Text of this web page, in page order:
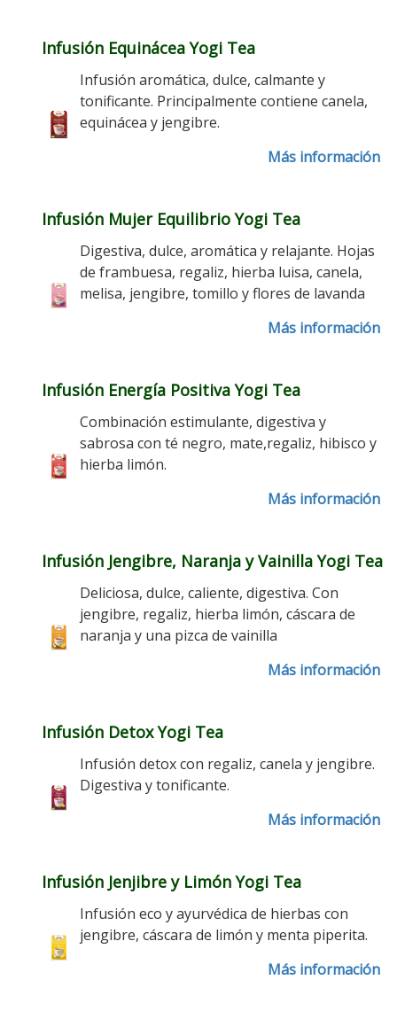
Infusión Equinácea Yogi Tea
Infusión aromática, dulce, calmante y
tonificante. Principalmente contiene canela,
equinácea y jengibre.
Más información
Infusión Mujer Equilibrio Yogi Tea
Digestiva, dulce, aromática y relajante. Hojas
de frambuesa, regaliz, hierba luisa, canela,
melisa, jengibre, tomillo y flores de lavanda
Más información
Infusión Energía Positiva Yogi Tea
Combinación estimulante, digestiva y
sabrosa con té negro, mate,regaliz, hibisco y
hierba limón.
Más información
Infusión Jengibre, Naranja y Vainilla Yogi Tea
Deliciosa, dulce, caliente, digestiva. Con
jengibre, regaliz, hierba limón, cáscara de
naranja y una pizca de vainilla
Más información
Infusión Detox Yogi Tea
Infusión detox con regaliz, canela y jengibre.
Digestiva y tonificante.
Más información
Infusión Jenjibre y Limón Yogi Tea
Infusión eco y ayurvédica de hierbas con
jengibre, cáscara de limón y menta piperita.
Más información